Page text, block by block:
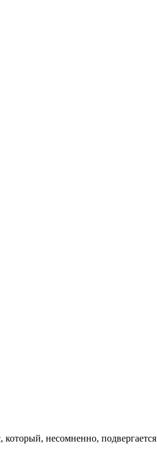
несомненно, подвергается